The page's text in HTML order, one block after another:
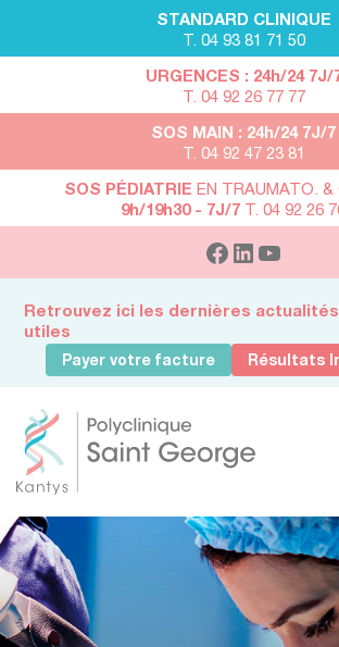
STANDARD CLINIQUE
T. 04 93 81 71 50
URGENCES : 24h/24 7J/
T. 04 92 26 77 77
SOS MAIN : 24h/24 7J/7
T. 04 92 47 23 81
SOS PÉDIATRIE EN TRAUMATO. &
9h/19h30 - 7J/7T. 04 92 26
Retrouvez ici les dernières
utiles
Payer votre facture Résultats